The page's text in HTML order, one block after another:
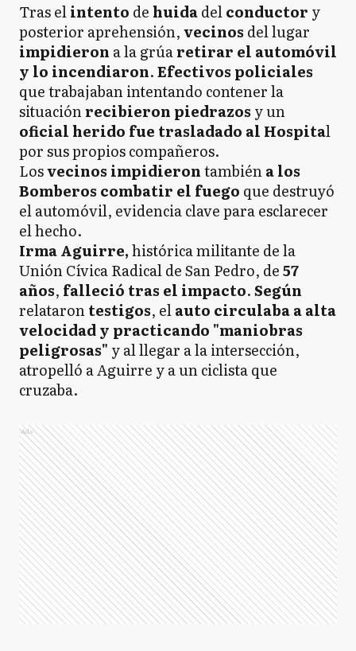
Tras elintento de huidadelconductor y
posterior aprehensión,vecinos del lugar
impidieron a la grúaretirar el automóvil
y lo incendiaron.Efectivos policiales
que trabajaban intentando contener la
situaciónrecibieron piedrazos y un
oficial herido fue trasladado al Hospital
por sus propios compañeros.
Losvecinos impidierontambiéna los
Bomberos combatir el fuego que destruyó
el automóvil, evidencia clave para esclarecer
el hecho.
Irma Aguirre,histórica militante de la
Unión Cívica Radical de San Pedro, de57
años, falleció tras el impacto.Según
relatarontestigos, elauto circulaba a alta
velocidad y practicando "maniobras
peligrosas" y al llegar a la intersección,
atropelló a Aguirre y a un ciclista que
cruzaba.
Ads